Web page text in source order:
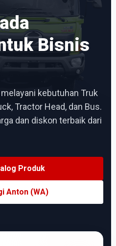
Bisnis
kebutuhan Truk
Tractor Head, dan Bus.
dan diskon terbaik dari
Produk
Anton (WA)